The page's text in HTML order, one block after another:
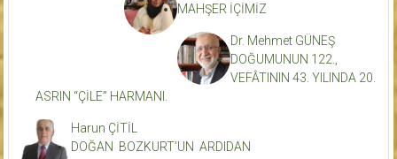
MAHŞER İÇİMİZ
Dr. Mehmet GÜNEŞ
DOĞUMUNUN 122.,
VEFÂTININ 43. YILINDA 20.
ASRIN “ÇİLE” HARMANI.
Harun ÇİTİL
DOĞAN BOZKURT’UN ARDIDAN